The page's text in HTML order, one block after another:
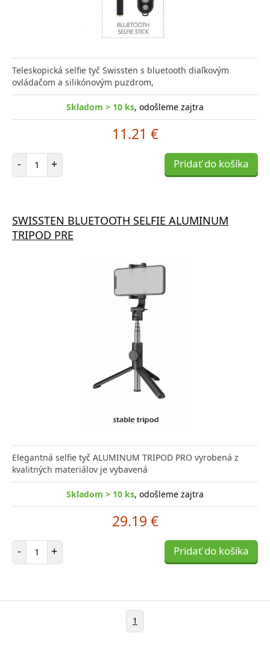
Teleskopická selfie tyč Swissten s bluetooth diaľkovým
ovládačom a silikónovým puzdrom,
Skladom > 10 ks, odošleme zajtra
11.21 €
- Počet položiek
+ Pridať do košíka
SWISSTEN BLUETOOTH SELFIE ALUMINUM
TRIPOD PRE
Elegantná selfie tyč ALUMINUM TRIPOD PRO vyrobená z
kvalitných materiálov je vybavená
Skladom > 10 ks, odošleme zajtra
29.19 €
- Počet položiek
+ Pridať do košíka
1